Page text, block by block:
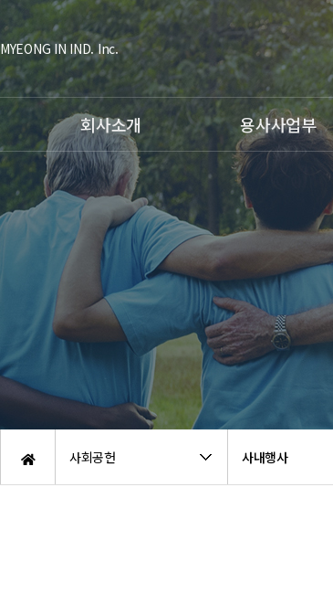
MYEONG IN IND. Inc.
회사소개
대표인사말
조직도
연혁
인증현황
주요고객사
비젼
C.I소개
오시는 길
용사사업부
공정소개
- HVOF Coating
- Plasma Coating
- Fusing Coating
- Arc Spray
- Hardfacing Welding
장비소개
용사사업부갤러리
사회공헌 사내행사